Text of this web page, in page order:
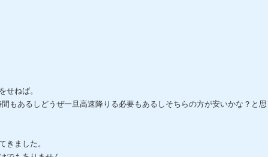
せねば。
もあるしどうぜ一旦高速降りる必要もあるしそちらの方が安いかな？と
きました。